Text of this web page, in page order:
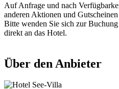
Auf Anfrage und nach
anderen Aktionen und
Bitte wenden Sie sich zur
direkt an das Hotel.
Über den Anbieter